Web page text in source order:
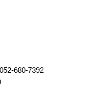
680-7392